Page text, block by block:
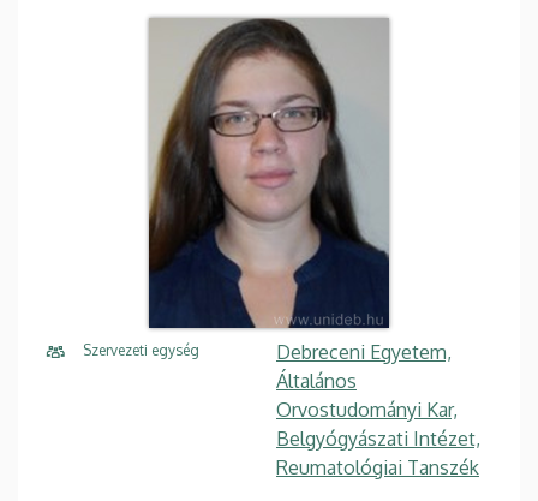
Szervezeti egység
Debreceni Egyetem,
Általános
Orvostudományi Kar,
Belgyógyászati Intézet,
Reumatológiai Tanszék